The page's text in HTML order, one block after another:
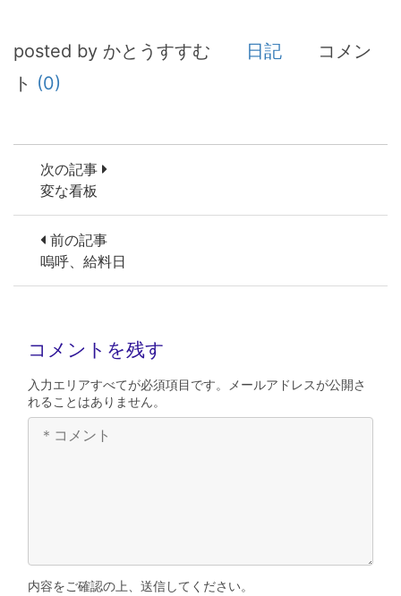
posted by かとうすすむ 日記
コメン
ト (0)
次の記事
変な看板
前の記事
嗚呼、給料日
コメントを残す
入力エリアすべてが必須項目です。メールアドレスが公開さ
れることはありません。
内容をご確認の上、送信してください。